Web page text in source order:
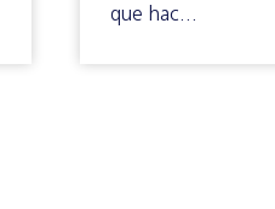
que hac...